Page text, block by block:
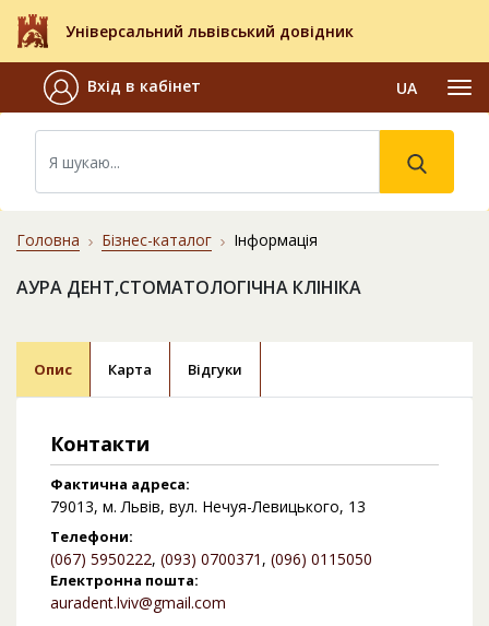
Універсальний львівський довідник
Вхід в кабінет UA
Головна Бізнес-каталог Інформація
АУРА ДЕНТ,СТОМАТОЛОГІЧНА КЛІНІКА
Опис Карта Відгуки
Контакти
Фактична адреса:
79013, м. Львів, вул. Нечуя-Левицького, 13
Телефони:
(067) 5950222, (093) 0700371 , (096) 0115050
Електронна пошта:
auradent.lviv@gmail.com